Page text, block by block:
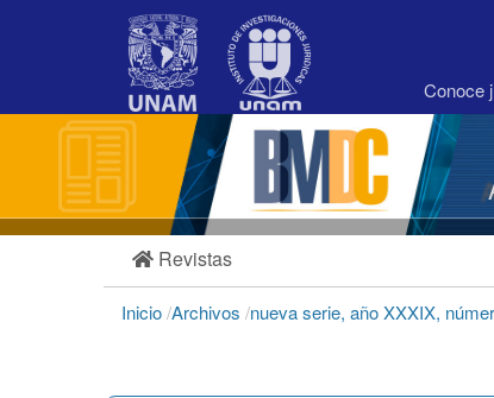
Barra
Conoce
Revistas
Inicio/Archivos /nueva serie, año XXXIX,